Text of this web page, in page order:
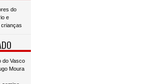
do
e
do Vasco
Moura